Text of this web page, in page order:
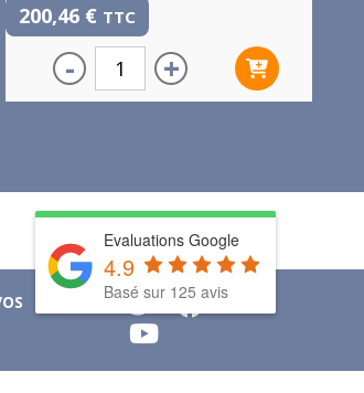
200,46 € TTC
- +
Evaluations Google
4.9
Basé sur 125 avis